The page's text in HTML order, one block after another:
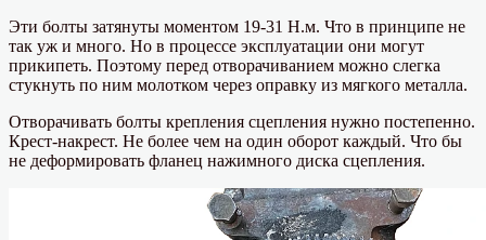
Эти болты затянуты моментом 19-31 Н.м. Что в принципе не
так уж и много. Но в процессе эксплуатации они могут
прикипеть. Поэтому перед отворачиванием можно слегка
стукнуть по ним молотком через оправку из мягкого металла.
Отворачивать болты крепления сцепления нужно постепенно.
Крест-накрест. Не более чем на один оборот каждый. Что бы
не деформировать фланец нажимного диска сцепления.